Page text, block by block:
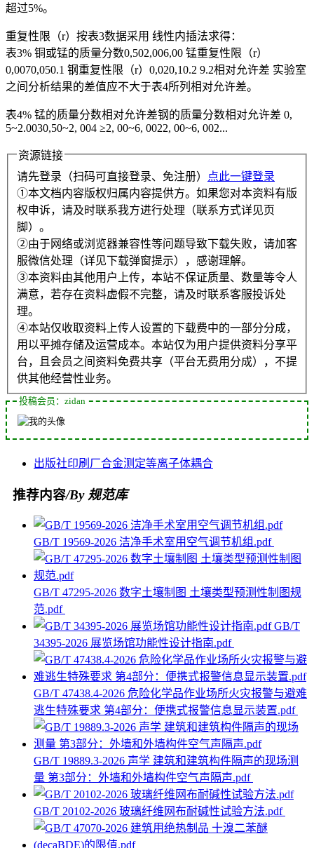
超过5%。
重复性限（r）按表3数据采用 线性内插法求得：
表3% 铜或锰的质量分数0,502,006,00 锰重复性限（r）
0,0070,050.1 钢重复性限（r）0,020,10.2 9.2相对允许差 实验室
之间分析结果的差值应不大于表4所列相对允许差。
表4% 锰的质量分数相对允许差钢的质量分数相对允许差 0,
5~2.0030,50~2, 004 ≥2, 00~6, 0022, 00~6, 002...
资源链接
请先登录（扫码可直接登录、免注册）
点此一键登录
①本文档内容版权归属内容提供方。如果您对本资料有版
权申诉，请及时联系我方进行处理（联系方式详见页
脚）。
②由于网络或浏览器兼容性等问题导致下载失败，请加客
服微信处理（详见下载弹窗提示），感谢理解。
③本资料由其他用户上传，本站不保证质量、数量等令人
满意，若存在资料虚假不完整，请及时联系客服投诉处
理。
④本站仅收取资料上传人设置的下载费中的一部分分成，
用以平摊存储及运营成本。本站仅为用户提供资料分享平
台，且会员之间资料免费共享（平台无费用分成），不提
供其他经营性业务。
投稿会员：zidan
出版社印刷厂合金测定等离子体耦合
推荐内容/By 规范库
GB/T 19569-2026 洁净手术室用空气调节机组.pdf
GB/T 47295-2026 数字土壤制图 土壤类型预测性制图规
范.pdf
GB/T
34395-2026 展览场馆功能性设计指南.pdf
GB/T 47438.4-2026 危险化学品作业场所火灾报警与避难
逃生特殊要求 第4部分：便携式报警信息显示装置.pdf
GB/T 19889.3-2026 声学 建筑和建筑构件隔声的现场测
量 第3部分：外墙和外墙构件空气声隔声.pdf
GB/T 20102-2026 玻璃纤维网布耐碱性试验方法.pdf